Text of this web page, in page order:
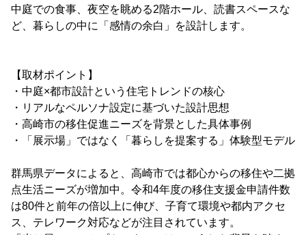
中庭での食事、夜空を眺める2階ホール、読書スペースな
ど、暮らしの中に「感情の余白」を設計します。
【取材ポイント】
・中庭×都市設計という住宅トレンドの核心
・リアルなペルソナ設定に基づいた設計思想
・高崎市の移住促進ニーズを背景とした具体事例
・「展示場」ではなく「暮らしを提案する」体験型モデル
群馬県データによると、高崎市では都心からの移住や二拠
点生活ニーズが増加中。令和4年度の移住支援金申請件数
は80件と前年の倍以上に伸び、子育て環境や都内アクセ
ス、テレワーク対応などが注目されています。